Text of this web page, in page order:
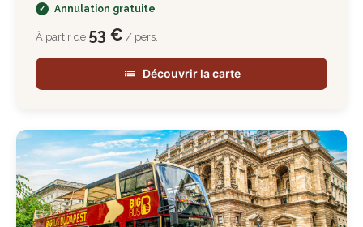
Annulation gratuite
À partir de 53 € / pers.
Découvrir la carte